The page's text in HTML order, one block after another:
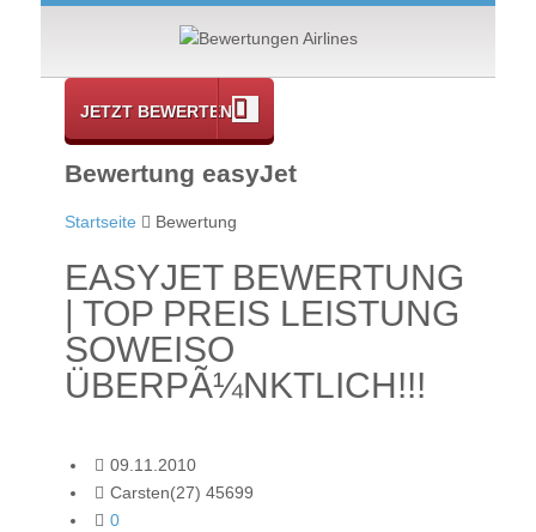
JETZT BEWERTEN
Bewertung easyJet
Startseite Bewertung
EASYJET BEWERTUNG
| TOP PREIS LEISTUNG
SOWEISO
ÜBERPÃ¼NKTLICH!!!
09.11.2010
Carsten(27) 45699
0